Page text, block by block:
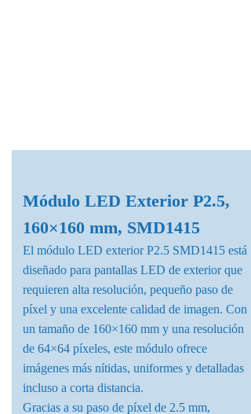
Módulo LED Exterior P2.5,
160×160 mm, SMD1415
El módulo LED exterior P2.5 SMD1415 está
diseñado para pantallas LED de exterior que
requieren alta resolución, pequeño paso de
píxel y una excelente calidad de imagen. Con
un tamaño de 160×160 mm y una resolución
de 64×64 píxeles, este módulo ofrece
imágenes más nítidas, uniformes y detalladas
incluso a corta distancia.
Gracias a su paso de píxel de 2.5 mm,